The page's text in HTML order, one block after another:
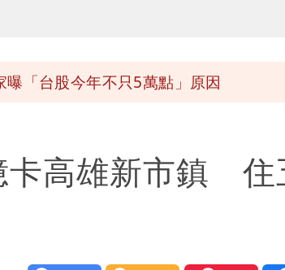
「台股今年不只5萬點」原因
備假？蔣萬安這樣說
無辜捲入！杰威爾發聲怒斥
卡高雄新市鎮 住